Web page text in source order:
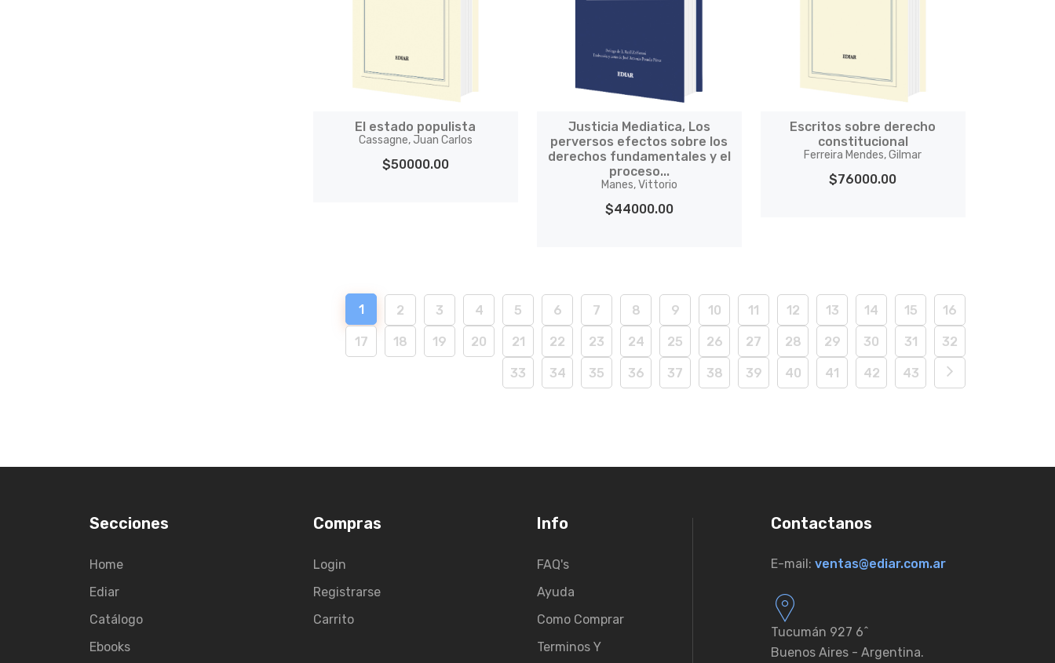
El estado populista
Cassagne, Juan Carlos
$50000.00
Justicia Mediatica, Los
perversos efectos sobre los
derechos fundamentales y el
proceso...
Manes, Vittorio
$44000.00
Escritos sobre derecho
constitucional
Ferreira Mendes, Gilmar
$76000.00
1 2 3 4 5 6 7 8 9 10 11 12 13 14 15 16
17 18 19 20 21 22 23 24 25 26 27 28 29 30 31 32
33 34 35 36 37 38 39 40 41 42 43
Secciones
Home
Ediar
Catálogo
Ebooks
Compras
Login
Registrarse
Carrito
Info
FAQ's
Ayuda
Como Comprar
Terminos Y
Contactanos
E-mail: ventas@ediar.com.ar
Tucumán 927 6ˆ
Buenos Aires - Argentina.